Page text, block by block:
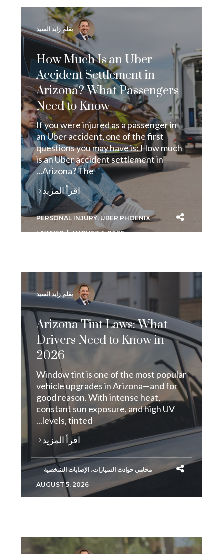
بقلم زايد السيد
How Much Is an Uber
Accident Settlement in
Arizona? What Passengers
Need to Know
If you were injured as a passenger in
an Uber accident, one of the first
questions you may have is: How much
is an Uber accident settlement in
Arizona? The...
اقرأ المزيد
PERSONAL INJURY, UBER PHOENIX
LAWYER
AUGUST 6, 2026
بقلم زايد السيد
Arizona Tint Laws: What
Drivers Need to Know in
2026
Window tint is one of the most popular
vehicle upgrades in Arizona—and for
good reason. With intense heat,
constant sun exposure, and high UV
levels, tinted...
اقرأ المزيد
محامي حوادث السيارات،الإصابات الشخصية
AUGUST 5, 2026